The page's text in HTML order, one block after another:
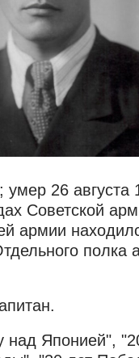
26 августа
Советской
армии
полка
над Японией",